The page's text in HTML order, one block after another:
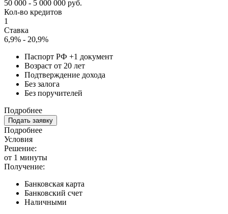
50 000 - 5 000 000 руб.
Кол-во кредитов
1
Ставка
6,9% - 20,9%
Паспорт РФ +1 документ
Возраст от 20 лет
Подтверждение дохода
Без залога
Без поручителей
Подробнее
Подать заявку
Подробнее
Условия
Решение:
от 1 минуты
Получение:
Банковская карта
Банковский счет
Наличными